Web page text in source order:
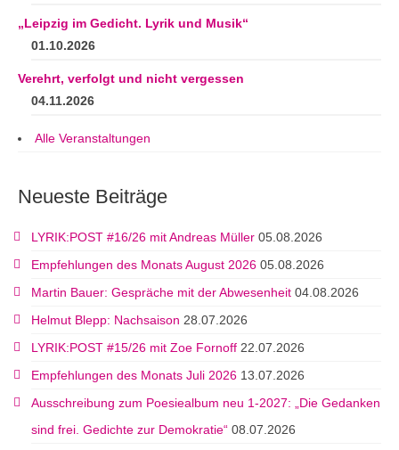
„Leipzig im Gedicht. Lyrik und Musik“
01.10.2026
Verehrt, verfolgt und nicht vergessen
04.11.2026
Alle Veranstaltungen
Neueste Beiträge
LYRIK:POST #16/26 mit Andreas Müller 05.08.2026
Empfehlungen des Monats August 2026 05.08.2026
Martin Bauer: Gespräche mit der Abwesenheit 04.08.2026
Helmut Blepp: Nachsaison 28.07.2026
LYRIK:POST #15/26 mit Zoe Fornoff 22.07.2026
Empfehlungen des Monats Juli 2026 13.07.2026
Ausschreibung zum Poesiealbum neu 1-2027: „Die Gedanken
sind frei. Gedichte zur Demokratie“ 08.07.2026